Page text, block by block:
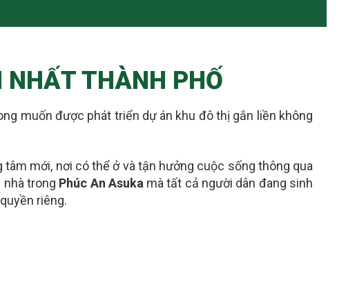
THÀNH PHỐ
muốn được phát triển dự án khu đô thị gắn liền không
tâm mới, nơi có thể ở và tận hưởng cuộc sống thông qua
trong Phúc An Asukamà tất cả người dân đang sinh
riêng.